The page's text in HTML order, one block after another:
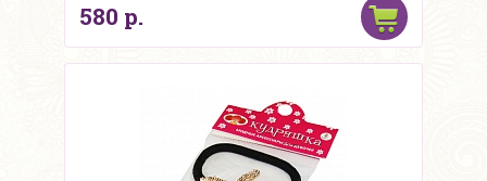
580 р.